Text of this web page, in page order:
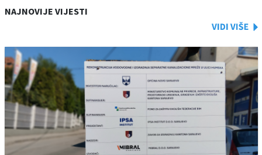
NAJNOVIJE VIJESTI